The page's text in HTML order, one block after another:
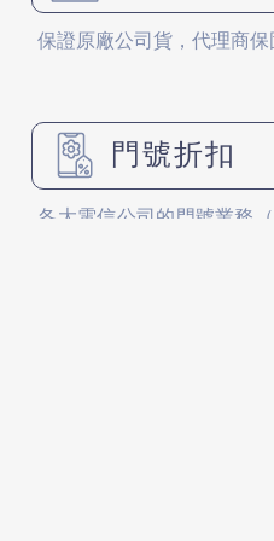
保證原廠公司貨，代理商保
門號折扣
各大電信公司的門號業務（